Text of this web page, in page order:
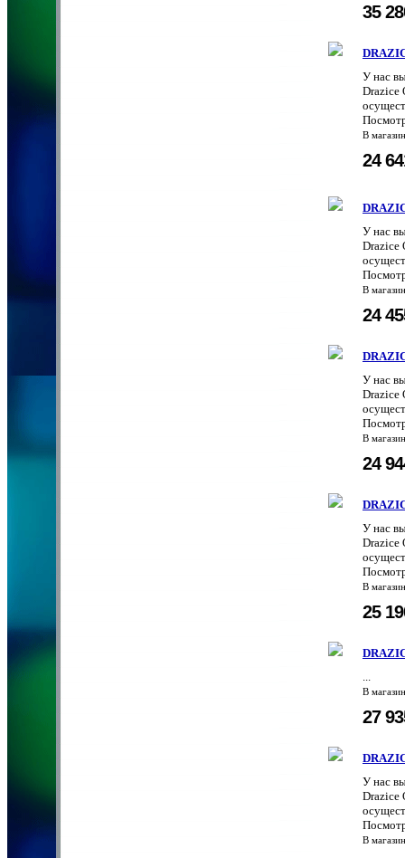
35
У нас
Drazice
В
24
У нас
Drazice
В
24
У нас
Drazice
В
24
У нас
Drazice
В
25
...
В
27
У нас
Drazice
В